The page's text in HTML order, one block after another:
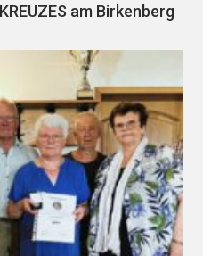
am Birkenberg